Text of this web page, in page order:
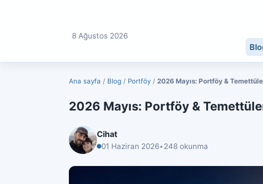
8 Ağustos 2026
Ana sayfa / Blog / Portföy / 2026 Mayıs: Portföy &
2026 Mayıs: Portföy &
Cihat
01 Haziran 2026•248 okunma